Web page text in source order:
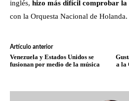
inglés, hizo más difícil comprobar la
con la Orquesta Nacional de Holanda.
Artículo anterior
Venezuela y Estados Unidos se
fusionan por medio de la música
a la